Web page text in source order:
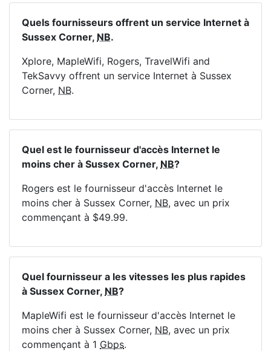
Quels fournisseurs offrent un service Internet à
Sussex Corner, NB.
Xplore, MapleWifi, Rogers, TravelWifi and
TekSavvy offrent un service Internet à Sussex
Corner, NB.
Quel est le fournisseur d'accès Internet le
moins cher à Sussex Corner, NB?
Rogers est le fournisseur d'accès Internet le
moins cher à Sussex Corner, NB, avec un prix
commençant à $49.99.
Quel fournisseur a les vitesses les plus rapides
à Sussex Corner, NB?
MapleWifi est le fournisseur d'accès Internet le
moins cher à Sussex Corner, NB, avec un prix
commençant à 1 Gbps.